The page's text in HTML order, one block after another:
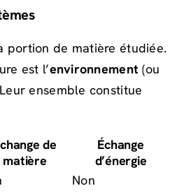
portion de matière étudiée.
est l’environnement (ou
ensemble constitue
de
matière
Échange
d’énergie
Non